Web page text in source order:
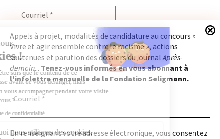
En renseignant votre adresse électronique, vous
consentez à recevoir l'infolettre de la Fondation
Seligmann, conformément à notrepolitique de
confidentialité. Il vous sera possible de vous
désabonner à tout moment.
Appels à projet, modalités de candidature au concours «
Vivre et agir ensemble contre le racisme », actions
soutenues et parution des dossiers du journalAprès-
demain... Tenez-vous informés en vous abonnant à
l'infolettre mensuelle de la Fondation Seligmann.
En renseignant votre adresse électronique, vous consentez